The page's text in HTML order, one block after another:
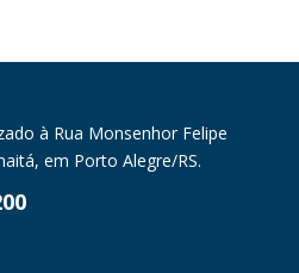
à Rua Monsenhor Felipe
em Porto Alegre/RS.